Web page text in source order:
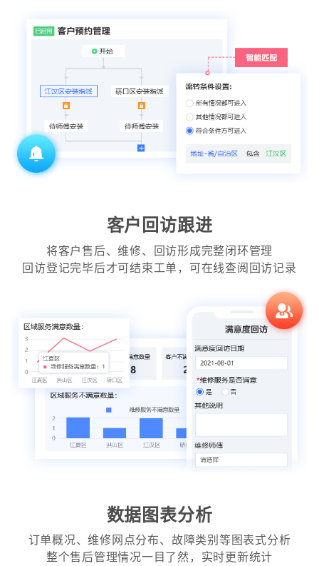
客户回访跟进
将客户售后、维修、回访形成完整闭环管理
回访登记完毕后才可结束工单，可在线查阅回访记录
数据图表分析
订单概况、维修网点分布、故障类别等图表式分析
整个售后管理情况一目了然，实时更新统计